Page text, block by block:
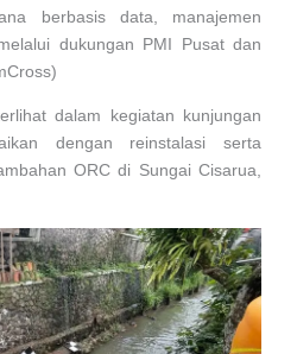
berbasis data, manajemen
dukungan PMI Pusat dan
dalam kegiatan kunjungan
dengan reinstalasi serta
ORC di Sungai Cisarua,